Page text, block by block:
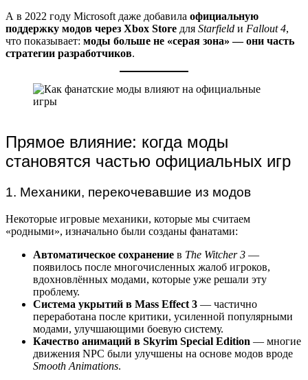
А в 2022 году Microsoft даже добавила официальную
поддержку модов через Xbox Store для Starfield и Fallout 4,
что показывает: моды больше не «серая зона» — они часть
стратегии разработчиков.
Прямое влияние: когда моды
становятся частью официальных игр
1. Механики, перекочевавшие из модов
Некоторые игровые механики, которые мы считаем
«родными», изначально были созданы фанатами:
Автоматическое сохранение в The Witcher 3 —
появилось после многочисленных жалоб игроков,
вдохновлённых модами, которые уже решали эту
проблему.
Система укрытий в Mass Effect 3 — частично
переработана после критики, усиленной популярными
модами, улучшающими боевую систему.
Качество анимаций в Skyrim Special Edition — многие
движения NPC были улучшены на основе модов вроде
Smooth Animations.